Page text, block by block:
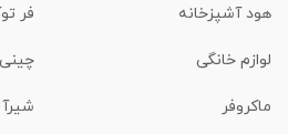
هود آشپزخانه فر
لوازم خانگی
ماكروفر